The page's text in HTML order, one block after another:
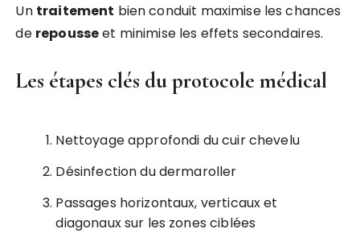
Un traitement bien conduit maximise les chances
de repousseet minimise les effets secondaires.
Les étapes clés du protocole médical
Nettoyage approfondi du cuir chevelu
Désinfection du dermaroller
Passages horizontaux, verticaux et
diagonaux sur les zones ciblées